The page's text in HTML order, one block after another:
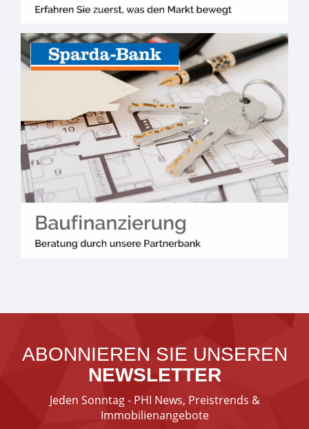
ABONNIEREN SIE UNSEREN
NEWSLETTER
Jeden Sonntag - PHI News, Preistrends &
Immobilienangebote